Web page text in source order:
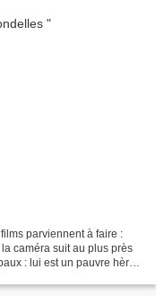
parviennent à faire :
caméra suit au plus près
: lui est un pauvre hère